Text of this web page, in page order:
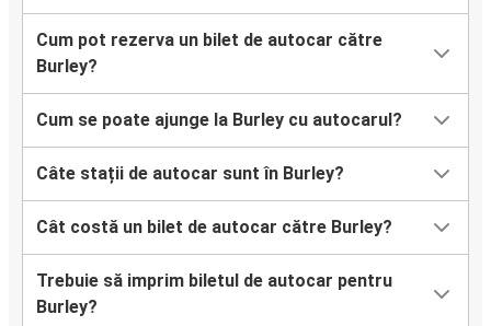
Cum pot rezerva un bilet de autocar către
Burley?
Cum se poate ajunge la Burley cu autocarul?
Câte stații de autocar sunt în Burley?
Cât costă un bilet de autocar către Burley?
Trebuie să imprim biletul de autocar pentru
Burley?